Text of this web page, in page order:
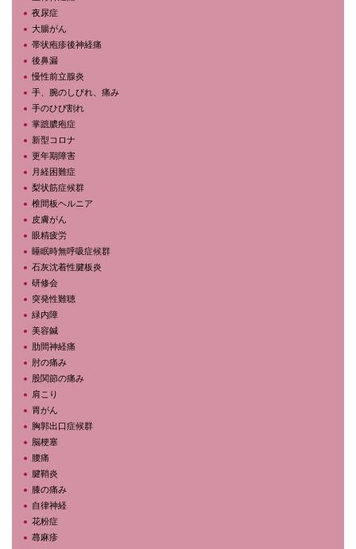
夜尿症
大腸がん
帯状疱疹後神経痛
後鼻漏
慢性前立腺炎
手、腕のしびれ、痛み
手のひび割れ
掌蹠膿疱症
新型コロナ
更年期障害
月経困難症
梨状筋症候群
椎間板ヘルニア
皮膚がん
眼精疲労
睡眠時無呼吸症候群
石灰沈着性腱板炎
研修会
突発性難聴
緑内障
美容鍼
肋間神経痛
肘の痛み
股関節の痛み
肩こり
胃がん
胸郭出口症候群
脳梗塞
腰痛
腱鞘炎
膝の痛み
自律神経
花粉症
蕁麻疹